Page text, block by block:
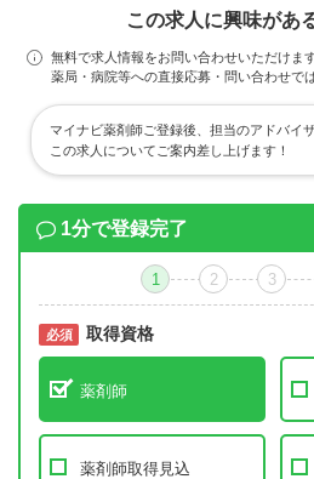
この求人に興味があ
無料で求人情報をお問い合わせいただけます
薬局・病院等への直接応募・問い合わせで
マイナビ薬剤師ご登録後、担当のアドバイ
この求人についてご案内差し上げます！
1分で登録完了
1 2 3
必須 取得資格
薬剤師
薬剤師取得見込